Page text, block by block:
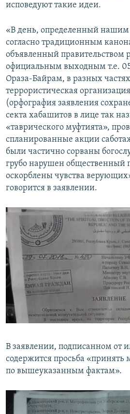
исповедуют такие идеи.
«В день, определенный
согласно традиционным
объявленный правительством
официальным выходным т.е.
Ораза-Байрам, в разных
террористическая
(орфография заявления
секта хабашитов в лице так
«таврического муфтията»,
спланированные акции
были частично сорваны
грубо нарушен общественный
оскорблены чувства
говорится в заявлении.
В заявлении, подписанном от
содержится просьба «принять
по вышеуказанным фактам».